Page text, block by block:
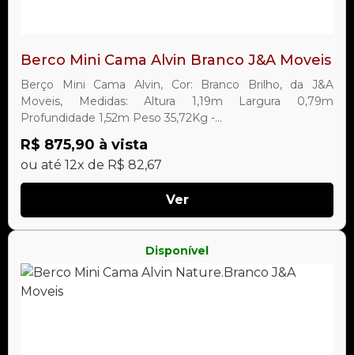
Berco Mini Cama Alvin Branco J&A Moveis
Berço Mini Cama Alvin, Cor: Branco Brilho, da J&A
Moveis, Medidas: Altura 1,19m Largura 0,79m
Profundidade 1,52m Peso 35,72Kg -...
R$ 875,90 à vista
ou até 12x de R$ 82,67
Ver
Disponível